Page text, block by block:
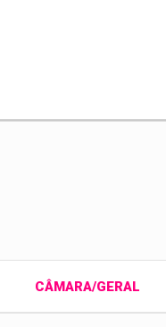
CÂMARA/GERAL